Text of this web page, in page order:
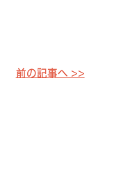
前の記事へ >>